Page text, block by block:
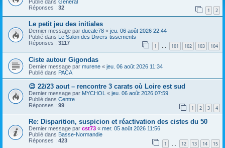
Publié dans Général
Réponses : 32 1 2
Le petit jeu des initiales
Dernier message par ducale78 « jeu. 06 août 2026 22:44
Publié dans Le Salon des Divers-tissements
Réponses : 3117 1 … 101 102 103 104
Ciste autour Gigondas
Dernier message par murene « jeu. 06 août 2026 11:34
Publié dans PACA
😉 22/23 aout – rencontre 3 carats où Loire est sud
Dernier message par MYCHOL « jeu. 06 août 2026 07:59
Publié dans Centre
Réponses : 99 1 2 3 4
Re: Disparition, suspicion et réactivation des cistes du 50
Dernier message par cst73 « mer. 05 août 2026 11:56
Publié dans Basse-Normandie
Réponses : 423 1 12 13 14 15